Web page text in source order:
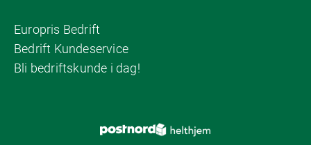
Europris Bedrift
Bedrift Kundeservice
Bli bedriftskunde i dag!